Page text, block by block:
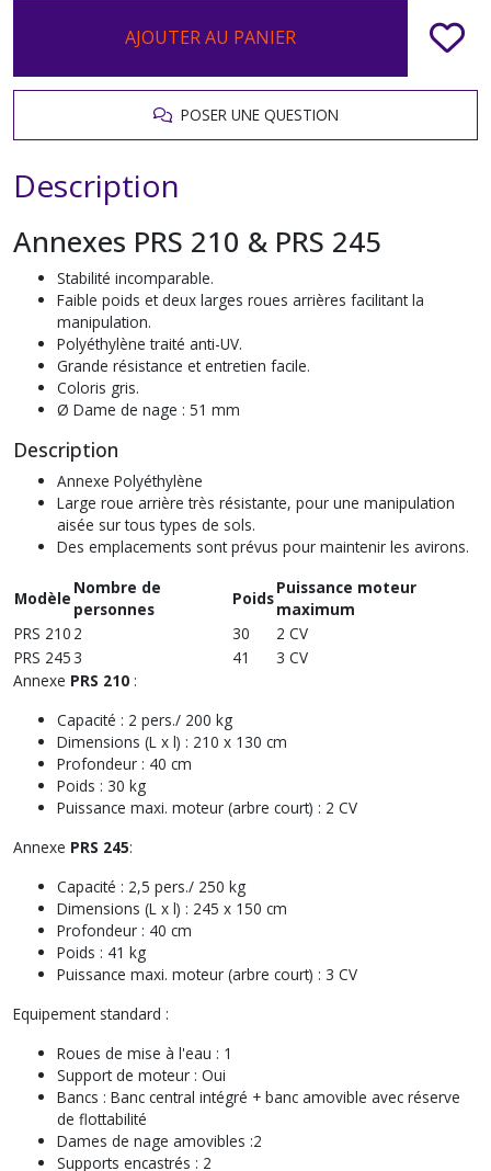
AJOUTER AU PANIER
POSER UNE QUESTION
Description
Annexes PRS 210 & PRS 245
Stabilité incomparable.
Faible poids et deux larges roues arrières facilitant la
manipulation.
Polyéthylène traité anti-UV.
Grande résistance et entretien facile.
Coloris gris.
Ø Dame de nage : 51 mm
Description
Annexe Polyéthylène
Large roue arrière très résistante, pour une manipulation
aisée sur tous types de sols.
Des emplacements sont prévus pour maintenir les avirons.
Modèle
Nombre de
personnes
Poids
Puissance moteur
maximum
PRS 210 2 30
2 CV
PRS 245 3 41
3 CV
Annexe PRS 210 :
Capacité : 2 pers./ 200 kg
Dimensions (L x l) : 210 x 130 cm
Profondeur : 40 cm
Poids : 30 kg
Puissance maxi. moteur (arbre court) : 2 CV
Annexe PRS 245:
Capacité : 2,5 pers./ 250 kg
Dimensions (L x l) : 245 x 150 cm
Profondeur : 40 cm
Poids : 41 kg
Puissance maxi. moteur (arbre court) : 3 CV
Equipement standard :
Roues de mise à l'eau : 1
Support de moteur : Oui
Bancs : Banc central intégré + banc amovible avec réserve
de flottabilité
Dames de nage amovibles :2
Supports encastrés : 2